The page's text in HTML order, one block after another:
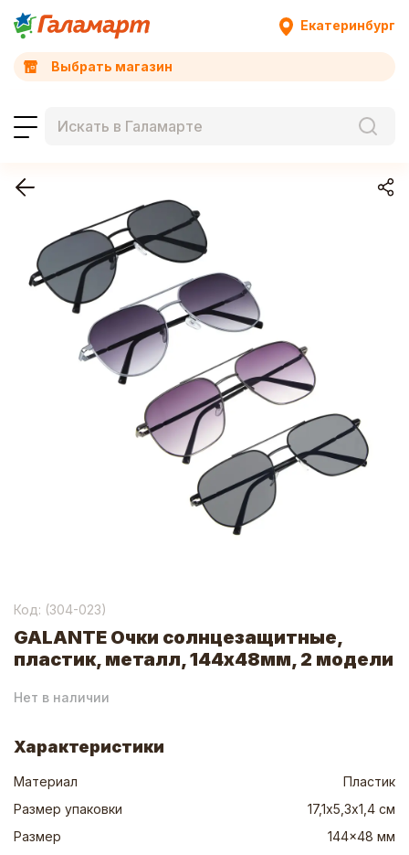
Екатеринбург
Выбрать магазин
Код: (304-023)
GALANTE Очки солнцезащитные,
пластик, металл, 144x48мм, 2 модели
Нет в наличии
Характеристики
Материал
Пластик
Размер упаковки
17,1х5,3х1,4 см
Размер
144x48 мм